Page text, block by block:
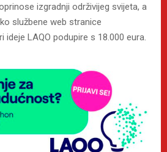
izgradnji održivijeg svijeta, a
službene web stranice
ideje LAQO podupire s 18.000 eura.